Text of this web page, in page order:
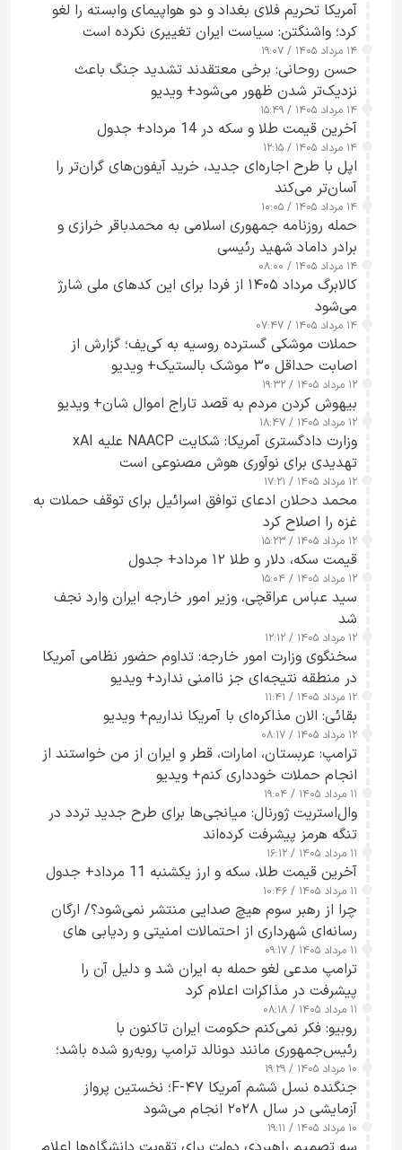
آمریکا تحریم فلای بغداد و دو هواپیمای وابسته را لغو
کرد؛ واشنگتن: سیاست ایران تغییری نکرده است
۱۴ مرداد ۱۴۰۵ / ۱۹:۰۷
حسن روحانی: برخی معتقدند تشدید جنگ باعث
نزدیک‌تر شدن ظهور می‌شود+ ویدیو
۱۴ مرداد ۱۴۰۵ / ۱۵:۴۹
آخرین قیمت طلا و سکه در 14 مرداد+ جدول
۱۴ مرداد ۱۴۰۵ / ۱۲:۱۵
اپل با طرح اجاره‌ای جدید، خرید آیفون‌های گران‌تر را
آسان‌تر می‌کند
۱۴ مرداد ۱۴۰۵ / ۱۰:۰۵
حمله روزنامه جمهوری اسلامی به محمدباقر خرازی و
برادر داماد شهید رئیسی
۱۴ مرداد ۱۴۰۵ / ۰۸:۰۰
کالابرگ مرداد ۱۴۰۵ از فردا برای این کدهای ملی شارژ
می‌شود
۱۴ مرداد ۱۴۰۵ / ۰۷:۴۷
حملات موشکی گسترده روسیه به کی‌یف؛ گزارش از
اصابت حداقل ۳۰ موشک بالستیک+ ویدیو
۱۲ مرداد ۱۴۰۵ / ۱۹:۳۲
بیهوش کردن مردم به قصد تاراج اموال شان+ ویدیو
۱۲ مرداد ۱۴۰۵ / ۱۸:۴۷
وزارت دادگستری آمریکا: شکایت NAACP علیه xAI
تهدیدی برای نوآوری هوش مصنوعی است
۱۲ مرداد ۱۴۰۵ / ۱۷:۲۱
محمد دحلان ادعای توافق اسرائیل برای توقف حملات به
غزه را اصلاح کرد
۱۲ مرداد ۱۴۰۵ / ۱۵:۲۳
قیمت سکه، دلار و طلا ۱۲ مرداد+ جدول
۱۲ مرداد ۱۴۰۵ / ۱۵:۰۴
سید عباس عراقچی، وزیر امور خارجه ایران وارد نجف
شد
۱۲ مرداد ۱۴۰۵ / ۱۲:۱۲
سخنگوی وزارت امور خارجه: تداوم حضور نظامی آمریکا
در منطقه نتیجه‌ای جز ناامنی ندارد+ ویدیو
۱۲ مرداد ۱۴۰۵ / ۱۱:۴۱
بقائی: الان مذاکره‌ای با آمریکا نداریم+ ویدیو
۱۲ مرداد ۱۴۰۵ / ۰۸:۱۷
ترامپ: عربستان، امارات، قطر و ایران از من خواستند از
انجام حملات خودداری کنم+ ویدیو
۱۱ مرداد ۱۴۰۵ / ۱۹:۰۴
وال‌استریت ژورنال: میانجی‌ها برای طرح جدید تردد در
تنگه هرمز پیشرفت کرده‌اند
۱۱ مرداد ۱۴۰۵ / ۱۶:۱۲
آخرین قیمت طلا، سکه و ارز یکشنبه 11 مرداد+ جدول
۱۱ مرداد ۱۴۰۵ / ۱۰:۴۶
چرا از رهبر سوم هیچ صدایی منتشر نمی‌شود؟/ ارگان
رسانه‌ای شهرداری از احتمالات امنیتی و ردیابی های
جاسوسی گفت
۱۱ مرداد ۱۴۰۵ / ۰۹:۱۷
ترامپ مدعی لغو حمله به ایران شد و دلیل آن را
پیشرفت در مذاکرات اعلام کرد
۱۱ مرداد ۱۴۰۵ / ۰۸:۱۸
روبیو: فکر نمی‌کنم حکومت ایران تاکنون با
رئیس‌جمهوری مانند دونالد ترامپ روبه‌رو شده باشد؛
کسی که واقعاً دست به اقدام می‌زند
۱۰ مرداد ۱۴۰۵ / ۱۹:۲۹
جنگنده نسل ششم آمریکا F-۴۷؛ نخستین پرواز
آزمایشی در سال ۲۰۲۸ انجام می‌شود
۱۰ مرداد ۱۴۰۵ / ۱۹:۱۱